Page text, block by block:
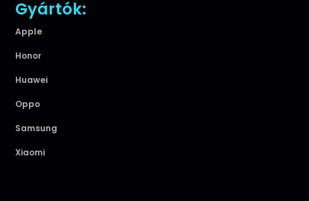
Gyártók:
Apple
Honor
Huawei
Oppo
Samsung
Xiaomi